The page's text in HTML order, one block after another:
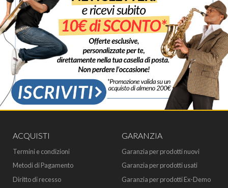
ACQUISTI
Termini e condizioni
Metodi di Pagamento
Diritto di recesso
GARANZIA
Garanzia per prodotti nuovi
Garanzia per prodotti usati
Garanzia per prodotti Ex-Demo